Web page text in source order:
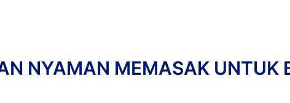
NYAMAN MEMASAK UNTUK